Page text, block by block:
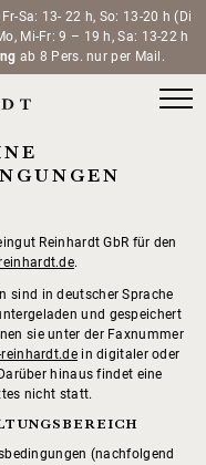
Sa: 13- 22 h, So: 13-20 h (Di
Mi-Fr: 9 – 19 h, Sa: 13-22 h
ab 8 Pers. nur per Mail.
Reinhardt GbR für den
.
sind in deutscher Sprache
und gespeichert
sie unter der Faxnummer
in digitaler oder
hinaus findet eine
nicht statt.
(nachfolgend